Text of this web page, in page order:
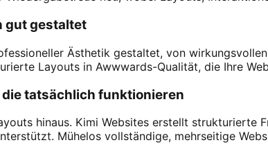
gut gestaltet
Ästhetik gestaltet, von
Layouts in Awwwards-Qualität, die Ihre
tatsächlich funktionieren
hinaus. Kimi Websites erstellt
Mühelos vollständige, mehrseitige